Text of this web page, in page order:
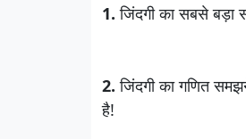
1.जिंदगी का सबसे बड़ा
2.जिंदगी का गणित
है!